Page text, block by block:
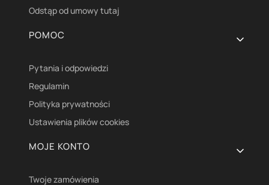
Odstąp od umowy tutaj
POMOC
Pytania i odpowiedzi
Regulamin
Polityka prywatności
Ustawienia plików cookies
MOJE KONTO
Twoje zamówienia